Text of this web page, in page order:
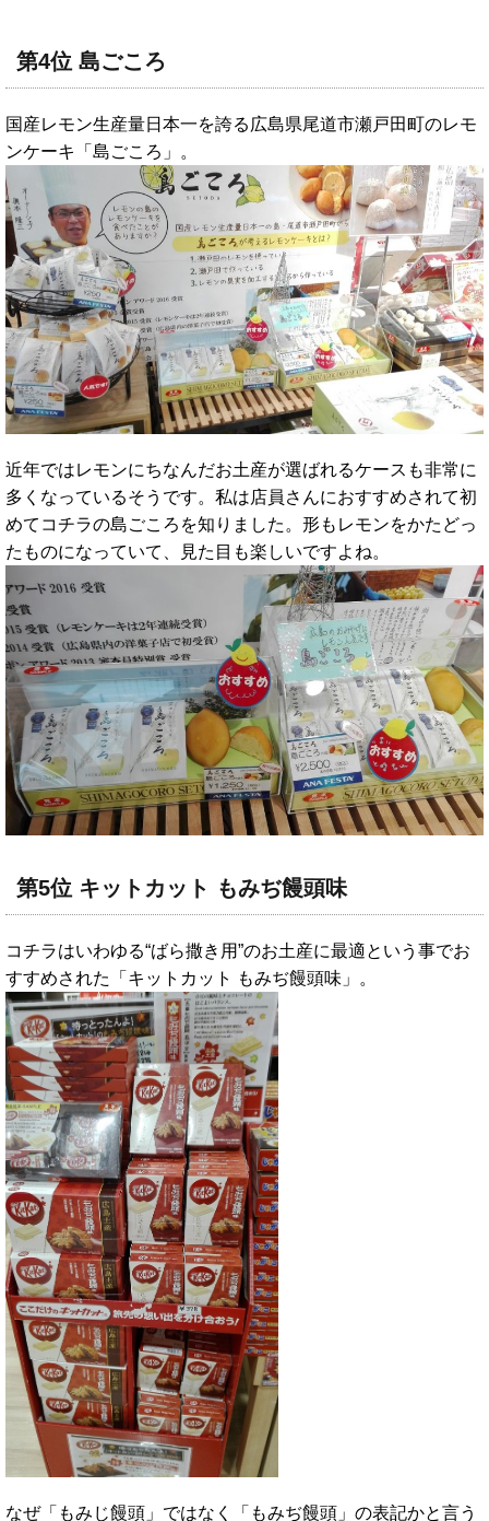
第4位 島ごころ
国産レモン生産量日本一を誇る広島県尾道市瀬戸田町のレモ
ンケーキ「島ごころ」。
近年ではレモンにちなんだお土産が選ばれるケースも非常に
多くなっているそうです。私は店員さんにおすすめされて初
めてコチラの島ごころを知りました。形もレモンをかたどっ
たものになっていて、見た目も楽しいですよね。
第5位 キットカット もみぢ饅頭味
コチラはいわゆる“ばら撒き用”のお土産に最適という事でお
すすめされた「キットカット もみぢ饅頭味」。
なぜ「もみじ饅頭」ではなく「もみぢ饅頭」の表記かと言う